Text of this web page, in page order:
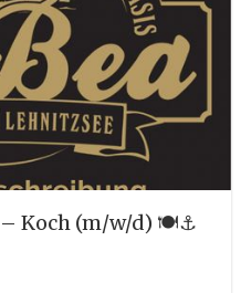
Koch (m/w/d) 🍽⚓️